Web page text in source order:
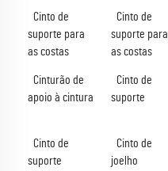
Cinto de
suporte para
as costas
Cinto de
suporte para
as costas
Cinturão de
apoio à cintura
Cinto de
suporte
Cinto de
suporte
Cinto de
joelho